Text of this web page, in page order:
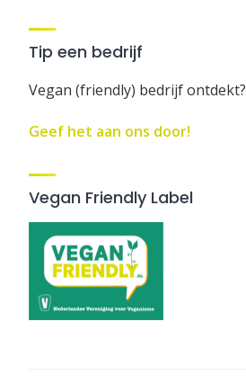
Tip een bedrijf
Vegan (friendly) bedrijf ontdekt?
Geef het aan ons door!
Vegan Friendly Label